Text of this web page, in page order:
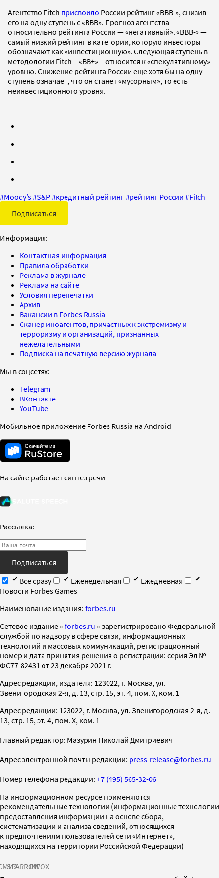
Агентство Fitch присвоило России рейтинг «BBB-», снизив
его на одну ступень с «BBB». Прогноз агентства
относительно рейтинга России — «негативный». «BBB-» —
самый низкий рейтинг в категории, которую инвесторы
обозначают как «инвестиционную». Следующая ступень в
методологии Fitch – «ВВ+» – относится к «спекулятивному»
уровню. Снижение рейтинга России еще хотя бы на одну
ступень означает, что он станет «мусорным», то есть
неинвестиционного уровня.
#Moody’s#S&P#кредитный рейтинг#рейтинг России #Fitch
Подписаться
Информация:
Контактная информация
Правила обработки
Реклама в журнале
Реклама на сайте
Условия перепечатки
Архив
Вакансии в Forbes Russia
Сканер иноагентов, причастных к экстремизму и
терроризму и организаций, признанных
нежелательными
Подписка на печатную версию журнала
Мы в соцсетях:
Telegram
ВКонтакте
YouTube
Мобильное приложение Forbes Russia на Android
На сайте работает синтез речи
Рассылка:
Подписаться
Все сразу
Еженедельная
Ежедневная
Новости Forbes Games
Наименование издания: forbes.ru
Cетевое издание « forbes.ru » зарегистрировано Федеральной
службой по надзору в сфере связи, информационных
технологий и массовых коммуникаций, регистрационный
номер и дата принятия решения о регистрации: серия Эл №
ФС77-82431 от 23 декабря 2021 г.
Адрес редакции, издателя: 123022, г. Москва, ул.
Звенигородская 2-я, д. 13, стр. 15, эт. 4, пом. X, ком. 1
Адрес редакции: 123022, г. Москва, ул. Звенигородская 2-я, д.
13, стр. 15, эт. 4, пом. X, ком. 1
Главный редактор: Мазурин Николай Дмитриевич
Адрес электронной почты редакции: press-release@forbes.ru
Номер телефона редакции: +7 (495) 565-32-06
На информационном ресурсе применяются
рекомендательные технологии (информационные технологии
предоставления информации на основе сбора,
систематизации и анализа сведений, относящихся
к предпочтениям пользователей сети «Интернет»,
находящихся на территории Российской Федерации)
SPARROWINFOX